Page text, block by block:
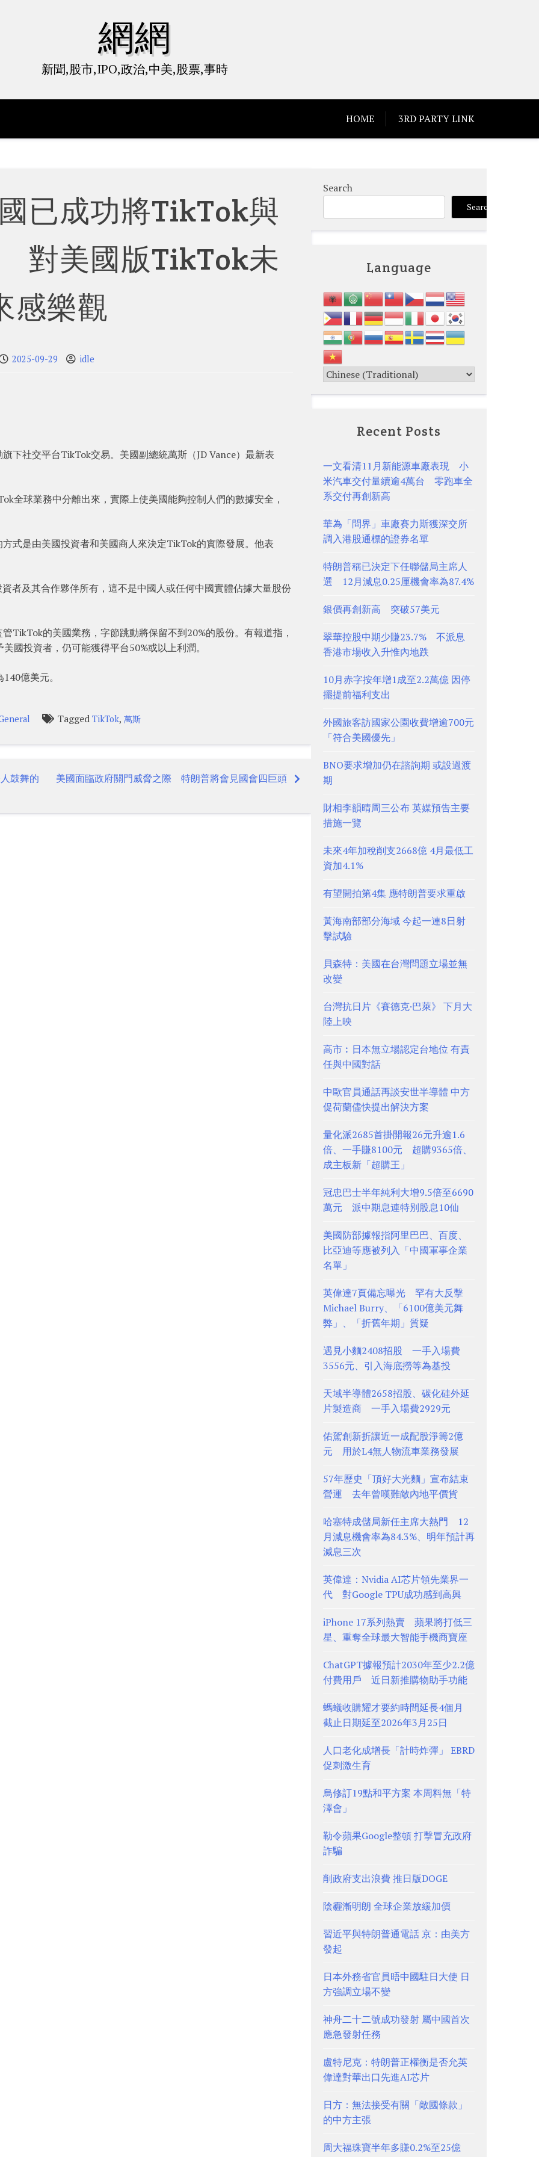
網網
新聞,股市,IPO,政治,中美,股票,事時
HOME 3RD PARTY LINK
已成功將TikTok與
對美國版TikTok未
感樂觀
2025-09-29 idle
下社交平台TikTok交易。美國副總統萬斯（JD Vance）最新表
全球業務中分離出來，實際上使美國能夠控制人們的數據安全，
式是由美國投資者和美國商人來決定TikTok的實際發展。他表
者及其合作夥伴所有，這不是中國人或任何中國實體佔據大量股份
TikTok的美國業務，字節跳動將保留不到20%的股份。有報道指，
國投資者，仍可能獲得平台50%或以上利潤。
億美元。
Tagged TikTok, 萬斯
鼓舞的
美國面臨政府關門威脅之際 特朗普將會見國會四巨頭
Search
Search
Language
Recent Posts
一文看清11月新能源車廠表現 小
米汽車交付量續逾4萬台 零跑車全
系交付再創新高
華為「問界」車廠賽力斯獲深交所
調入港股通標的證券名單
特朗普稱已決定下任聯儲局主席人
選 12月減息0.25厘機會率為87.4%
銀價再創新高 突破57美元
翠華控股中期少賺23.7% 不派息
香港市場收入升惟內地跌
10月赤字按年增1成至2.2萬億 因停
擺提前福利支出
外國旅客訪國家公園收費增逾700元
「符合美國優先」
BNO要求增加仍在諮詢期 或設過渡
期
財相李韻晴周三公布 英媒預告主要
措施一覽
未來4年加稅削支2668億 4月最低工
資加4.1%
有望開拍第4集 應特朗普要求重啟
黃海南部部分海域 今起一連8日射
擊試驗
貝森特：美國在台灣問題立場並無
改變
台灣抗日片《賽德克·巴萊》 下月大
陸上映
高市︰日本無立場認定台地位 有責
任與中國對話
中歐官員通話再談安世半導體 中方
促荷蘭儘快提出解決方案
量化派2685首掛開報26元升逾1.6
倍、一手賺8100元 超購9365倍、
成主板新「超購王」
冠忠巴士半年純利大增9.5倍至6690
萬元 派中期息連特別股息10仙
美國防部據報指阿里巴巴、百度、
比亞迪等應被列入「中國軍事企業
名單」
英偉達7頁備忘曝光 罕有大反擊
Michael Burry、「6100億美元舞
弊」、「折舊年期」質疑
遇見小麵2408招股 一手入場費
3556元、引入海底撈等為基投
天域半導體2658招股、碳化硅外延
片製造商 一手入場費2929元
佑駕創新折讓近一成配股淨籌2億
元 用於L4無人物流車業務發展
57年歷史「頂好大光麵」宣布結束
營運 去年曾嘆難敵內地平價貨
哈塞特成儲局新任主席大熱門 12
月減息機會率為84.3%、明年預計再
減息三次
英偉達：Nvidia AI芯片領先業界一
代 對Google TPU成功感到高興
iPhone 17系列熱賣 蘋果將打低三
星、重奪全球最大智能手機商寶座
ChatGPT據報預計2030年至少2.2億
付費用戶 近日新推購物助手功能
螞蟻收購耀才要約時間延長4個月
截止日期延至2026年3月25日
人口老化成增長「計時炸彈」 EBRD
促刺激生育
烏修訂19點和平方案 本周料無「特
澤會」
勒令蘋果Google整頓 打擊冒充政府
詐騙
削政府支出浪費 推日版DOGE
陰霾漸明朗 全球企業放緩加價
習近平與特朗普通電話 京：由美方
發起
日本外務省官員晤中國駐日大使 日
方強調立場不變
神舟二十二號成功發射 屬中國首次
應急發射任務
盧特尼克：特朗普正權衡是否允英
偉達對華出口先進AI芯片
日方：無法接受有關「敵國條款」
的中方主張
周大福珠寶半年多賺0.2%至25億